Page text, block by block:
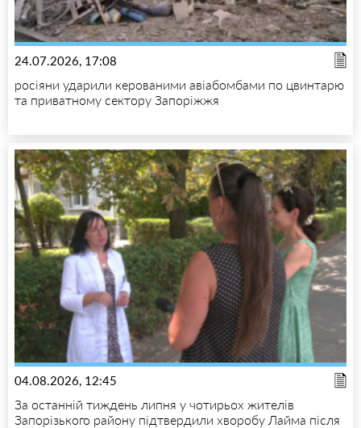
24.07.2026, 17:08
росіяни ударили керованими авіабомбами по цвинтарю
та приватному сектору Запоріжжя
04.08.2026, 12:45
За останній тиждень липня у чотирьох жителів
Запорізького району підтвердили хворобу Лайма після